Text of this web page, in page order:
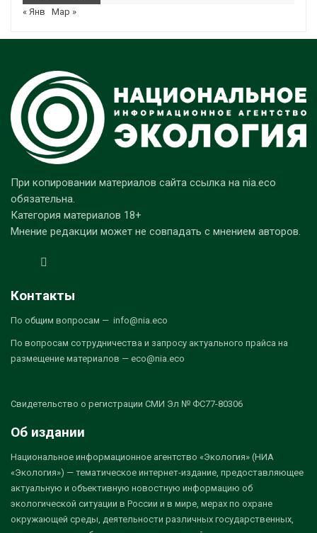
« Янв
Мар »
При копировании материалов сайта ссылка на nia.eco
обязательна.
Категория материалов 18+
Мнение редакции может не совпадать с мнением авторов.
Контакты
По общим вопросам — info@nia.eco
По вопросам сотрудничества и запросу актуального прайса на
размещение материалов — eco@nia.eco
Свидетельство о регистрации СМИ Эл № ФС77-80306
Об издании
Национальное информационное агентство «Экология» (НИА
«Экология») — тематическое интернет-издание, предоставляющее
актуальную и объективную новостную информацию об
экологической ситуации в России и в мире, мерах по охране
окружающей среды, деятельности различных государственных,